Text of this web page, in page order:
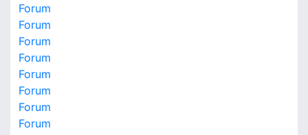
Forum
Forum
Forum
Forum
Forum
Forum
Forum
Forum